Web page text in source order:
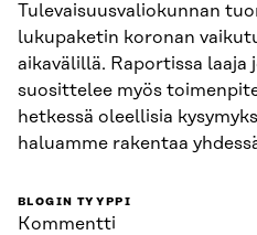
Tulevaisuusvaliokunnan
lukupaketin koronan
aikavälillä. Raportissa
suosittelee myös
hetkessä oleellisia
haluamme rakentaa
BLOGIN TYYPPI
Kommentti